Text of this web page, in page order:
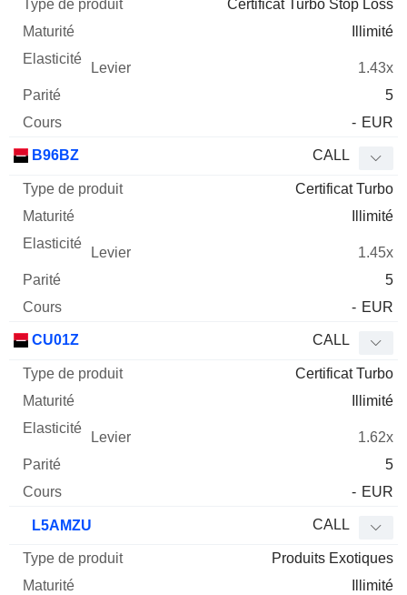
Certificat Turbo Stop Loss
Illimité
1.43x
5
- EUR
B96BZ CALL
Certificat Turbo
Illimité
1.45x
5
- EUR
CU01Z CALL
Certificat Turbo
Illimité
1.62x
5
- EUR
L5AMZU CALL
Produits Exotiques
Illimité